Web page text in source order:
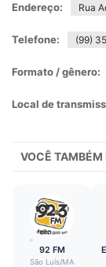
Endereço: Rua
Telefone: (99)
Formato / gênero:
Local de
VOCÊ TAMBÉM
92 FM
São Luís/MA